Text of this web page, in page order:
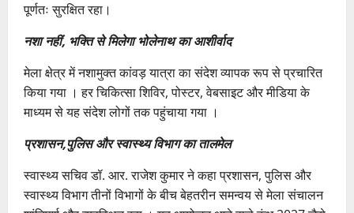
पूर्णतः सुरक्षित रहा।
नशा नहीं, भक्ति से मिलेगा भोलेनाथ का आशीर्वाद
मेला क्षेत्र में नशामुक्त कांवड़ यात्रा का संदेश व्यापक रूप से प्रचारित
किया गया । हर चिकित्सा शिविर, पोस्टर, वेबसाइट और मीडिया के
माध्यम से यह संदेश लोगों तक पहुंचाया गया ।
प्रशासन,पुलिस और स्वास्थ्य विभाग का तालमेल
स्वास्थ्य सचिव डॉ. आर. राजेश कुमार ने कहा प्रशासन, पुलिस और
स्वास्थ्य विभाग तीनों विभागों के बीच बेहतरीन समन्वय से मेला संचालन